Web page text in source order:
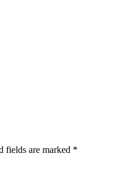
fields are marked *